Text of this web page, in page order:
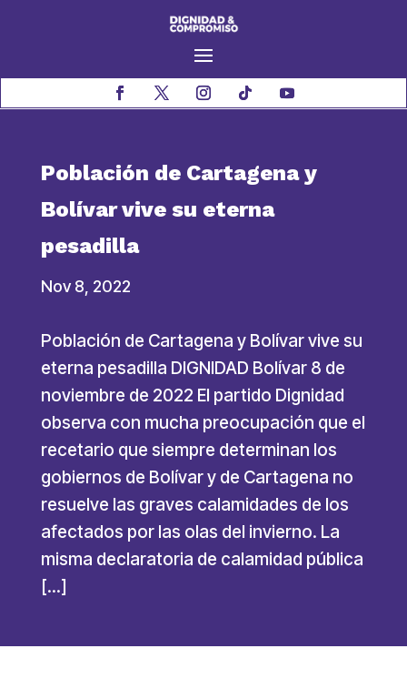
Población de Cartagena y
Bolívar vive su eterna
pesadilla
Nov 8, 2022
Población de Cartagena y Bolívar vive su
eterna pesadilla DIGNIDAD Bolívar 8 de
noviembre de 2022 El partido Dignidad
observa con mucha preocupación que el
recetario que siempre determinan los
gobiernos de Bolívar y de Cartagena no
resuelve las graves calamidades de los
afectados por las olas del invierno. La
misma declaratoria de calamidad pública
[…]